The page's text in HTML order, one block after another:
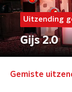
Uitzending
Gijs 2.0
Gemiste